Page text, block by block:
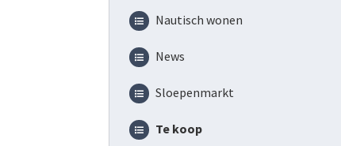
Nautisch wonen
News
Sloepenmarkt
Te koop